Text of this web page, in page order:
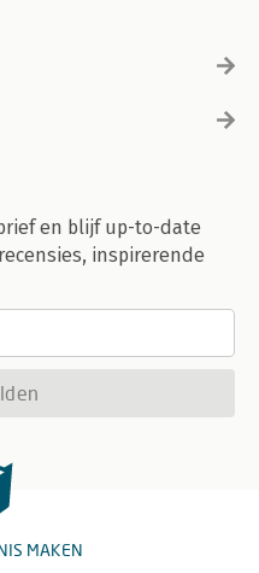
en blijf up-to-date
inspirerende
MAKEN